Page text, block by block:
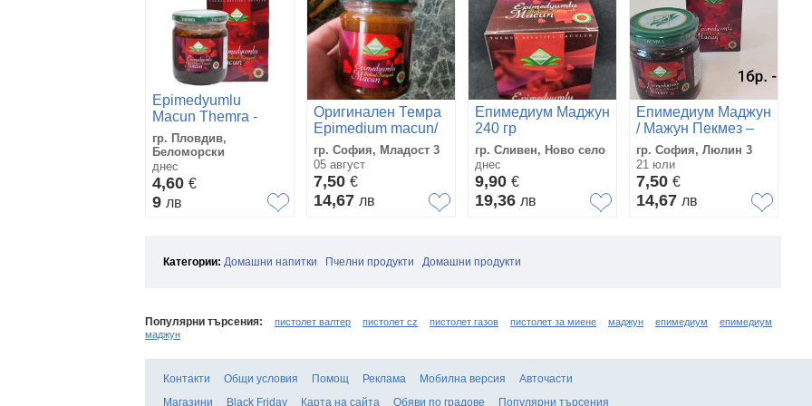
Epimedyumlu
Macun Themra -
оригинален 240 гр.-
маджун
гр. Пловдив,
Беломорски
днес
4,60 €
9 лв
Оригинален Темра
Epimedium macun/
Епимедиум маджун
хранителна
добавка
афродизиак за
мъже
гр. София, Младост 3
05 август
7,50 €
14,67 лв
Епимедиум Маджун
240 гр
гр. Сливен, Ново село
днес
9,90 €
19,36 лв
Епимедиум Маджун
/ Мажун Пекмез –
Epimedium Macun
Pekmez | Оригинал
гр. София, Люлин 3
21 юли
7,50 €
14,67 лв
Категории: Домашни напитки Пчелни продукти Домашни продукти
Популярни търсения: пистолет валтер пистолет cz пистолет газов пистолет за миене маджун епимедиум
епимедиум
маджун
Контакти Общи условия Помощ Реклама Мобилна версия
Авточасти
Магазини
Black Friday Карта на сайта Обяви по градове Популярни търсения